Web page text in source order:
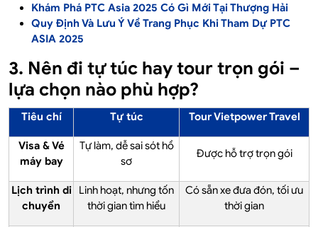
Khám Phá PTC Asia 2025 Có Gì Mới Tại Thượng Hải
Quy Định Và Lưu Ý Về Trang Phục Khi Tham Dự PTC
ASIA 2025
3. Nên đi tự túc hay tour trọn gói –
lựa chọn nào phù hợp?
Tiêu chí Tự túc Tour Vietpower Travel
Visa & Vé
máy bay
Tự làm, dễ sai sót hồ
sơ
Được hỗ trợ trọn gói
Lịch trình di
chuyển
Linh hoạt, nhưng tốn
thời gian tìm hiểu
Có sẵn xe đưa đón, tối ưu
thời gian